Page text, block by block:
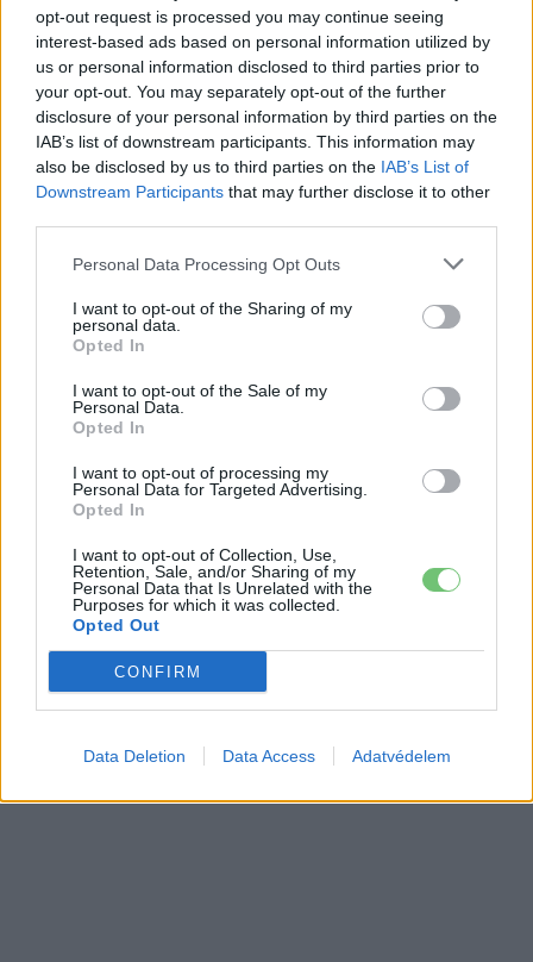
opt-out request is processed you may continue seeing
interest-based ads based on personal information utilized by
us or personal information disclosed to third parties prior to
your opt-out. You may separately opt-out of the further
disclosure of your personal information by third parties on the
IAB’s list of downstream participants. This information may
also be disclosed by us to third parties on the IAB’s List of
Downstream Participants that may further disclose it to other
Personal Data Processing Opt Outs
I want to opt-out of the Sharing of my
personal data.
Opted In
I want to opt-out of the Sale of my
Personal Data.
Opted In
I want to opt-out of processing my
Personal Data for Targeted Advertising.
Opted In
I want to opt-out of Collection, Use,
Retention, Sale, and/or Sharing of my
Personal Data that Is Unrelated with the
Purposes for which it was collected.
Opted Out
CONFIRM
Data Deletion Data Access Adatvédelem
Akkumulátor
áttörésre
Elektromos
autó
Hivatalos papírokban bukkant fel a
Smart #2 – kiderült az ár és a
végsebesség is
Tesla: visszatért a régi árazás a magyar
Supercharger-hálózaton